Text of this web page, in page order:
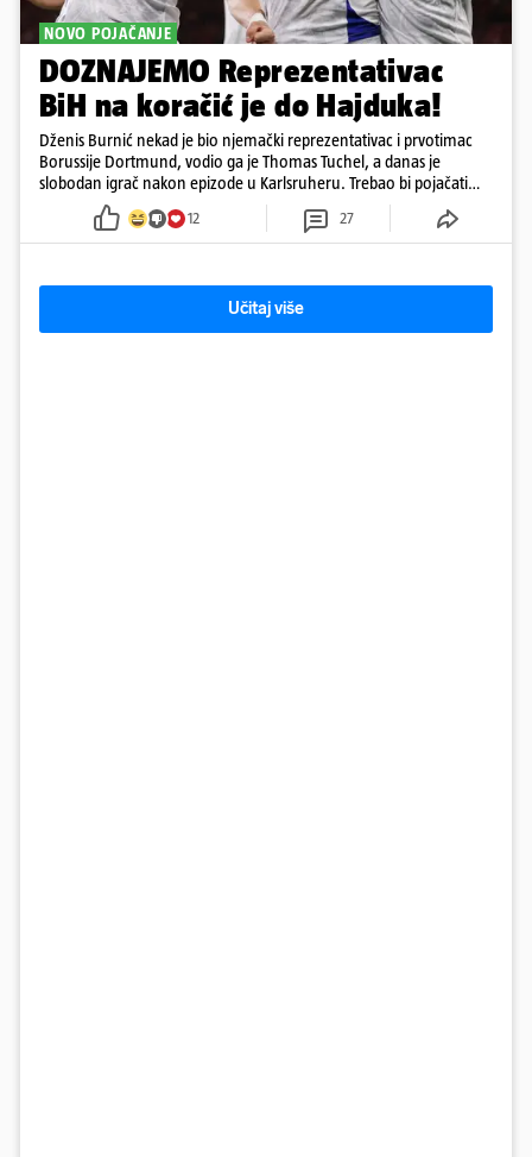
NOVO POJAČANJE
DOZNAJEMO Reprezentativac
BiH na koračić je do Hajduka!
Dženis Burnić nekad je bio njemački reprezentativac i prvotimac
Borussije Dortmund, vodio ga je Thomas Tuchel, a danas je
slobodan igrač nakon epizode u Karlsruheru. Trebao bi pojačati
konkurenciju u veznom redu
12 27
Učitaj više